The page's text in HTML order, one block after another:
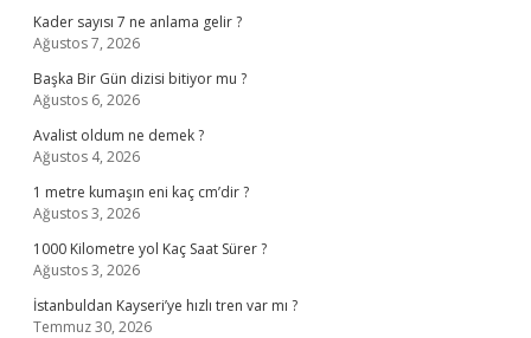
Kader sayısı 7 ne anlama gelir ?
Ağustos 7, 2026
Başka Bir Gün dizisi bitiyor mu ?
Ağustos 6, 2026
Avalist oldum ne demek ?
Ağustos 4, 2026
1 metre kumaşın eni kaç cm’dir ?
Ağustos 3, 2026
1000 Kilometre yol Kaç Saat Sürer ?
Ağustos 3, 2026
İstanbuldan Kayseri’ye hızlı tren var mı ?
Temmuz 30, 2026